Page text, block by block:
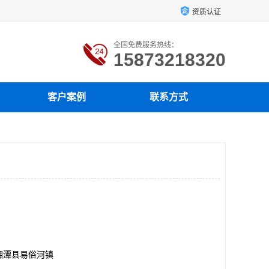
资质认证
全国免费服务热线：
15873218320
客户案例 联系方式
潭县易俗河镇